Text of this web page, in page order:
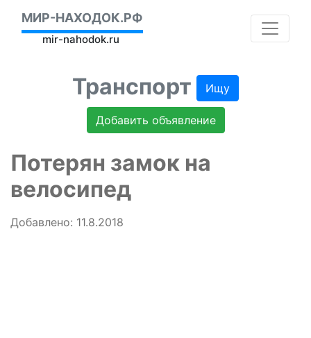
МИР-НАХОДОК.РФ
mir-nahodok.ru
Транспорт Ищу
Добавить объявление
Потерян замок на
велосипед
Добавлено: 11.8.2018